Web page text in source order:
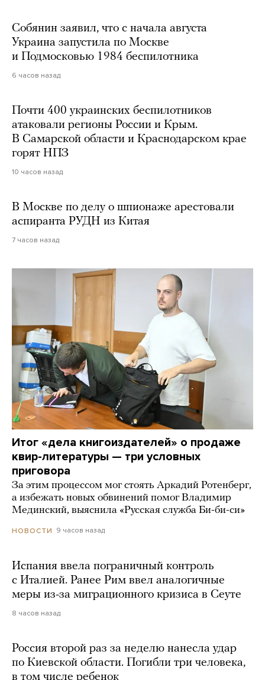
Собянин заявил, что с начала августа
Украина запустила по Москве
и Подмосковью 1984 беспилотника
6 часов назад
Почти 400 украинских беспилотников
атаковали регионы России и Крым.
В Самарской области и Краснодарском крае
горят НПЗ
10 часов назад
В Москве по делу о шпионаже арестовали
аспиранта РУДН из Китая
7 часов назад
Итог «дела книгоиздателей» о продаже
квир-литературы — три условных
приговора
За этим процессом мог стоять Аркадий Ротенберг,
а избежать новых обвинений помог Владимир
Мединский, выяснила «Русская служба Би-би-си»
НОВОСТИ 9 часов назад
Испания ввела пограничный контроль
с Италией. Ранее Рим ввел аналогичные
меры из-за миграционного кризиса в Сеуте
8 часов назад
Россия второй раз за неделю нанесла удар
по Киевской области. Погибли три человека,
в том числе ребенок